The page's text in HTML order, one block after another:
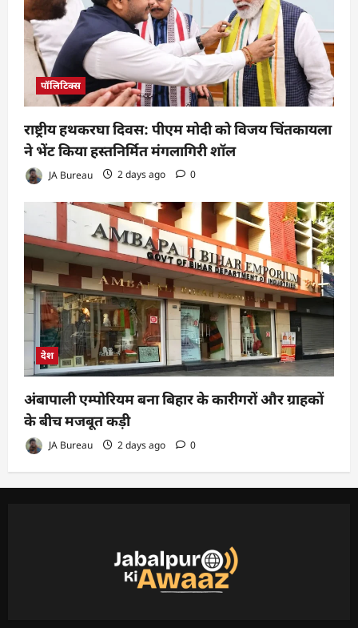
पॉलिटिक्स
राष्ट्रीय हथकरघा दिवस: पीएम मोदी को विजय चिंतकायला
ने भेंट किया हस्तनिर्मित मंगलागिरी शॉल
JA Bureau 2 days ago 0
देश
अंबापाली एम्पोरियम बना बिहार के कारीगरों और ग्राहकों
के बीच मजबूत कड़ी
JA Bureau 2 days ago 0